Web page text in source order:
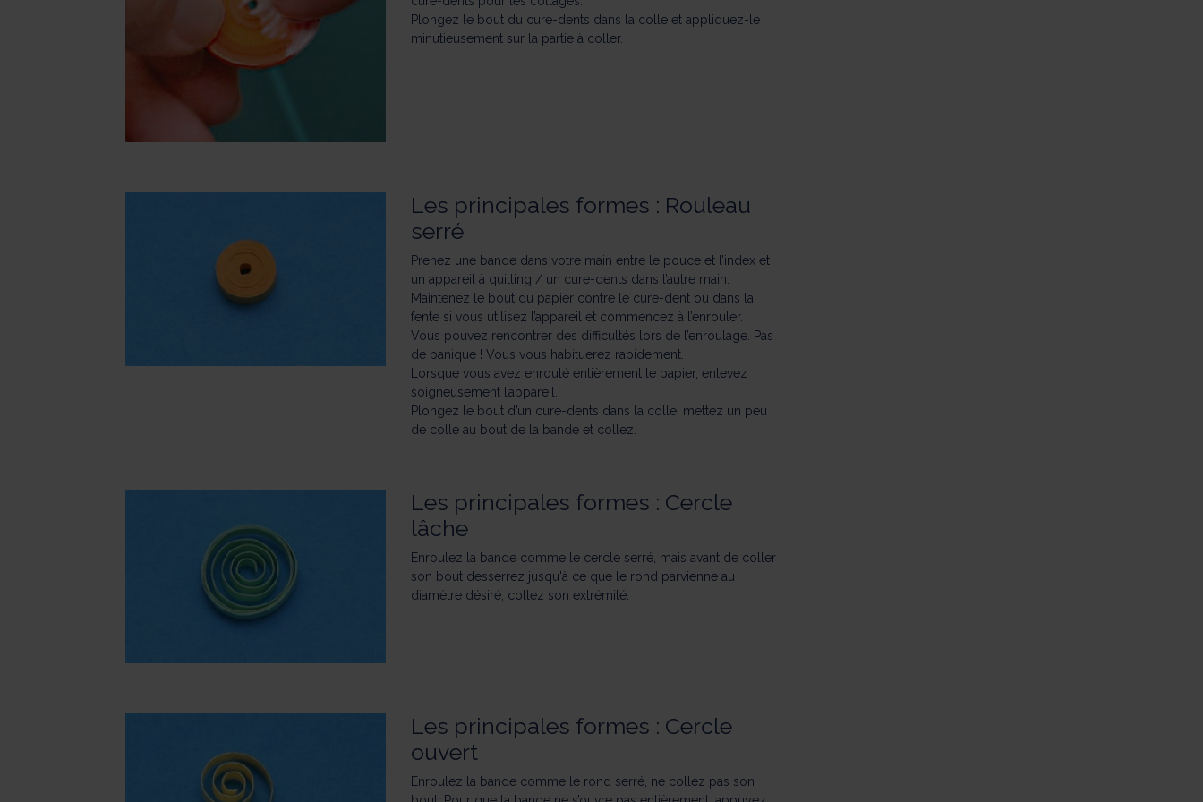
Plongez le bout du cure-dents dans la colle et appliquez-le
minutieusement sur la partie à coller.
Les principales formes : Rouleau
serré
Prenez une bande dans votre main entre le pouce et l’index et
un appareil à quilling / un cure-dents dans l’autre main.
Maintenez le bout du papier contre le cure-dent ou dans la
fente si vous utilisez l’appareil et commencez à l’enrouler.
Vous pouvez rencontrer des difficultés lors de l’enroulage. Pas
de panique ! Vous vous habituerez rapidement.
Lorsque vous avez enroulé entièrement le papier, enlevez
soigneusement l’appareil.
Plongez le bout d’un cure-dents dans la colle, mettez un peu
de colle au bout de la bande et collez.
Les principales formes : Cercle
lâche
Enroulez la bande comme le cercle serré, mais avant de coller
son bout desserrez jusqu'à ce que le rond parvienne au
diamètre désiré, collez son extrémité.
Les principales formes : Cercle
ouvert
Enroulez la bande comme le rond serré, ne collez pas son